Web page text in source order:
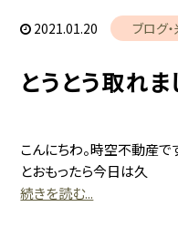
2021.01.20 ブログ
とうとう取れま
こんにちわ。時空不動産で
とおもったら今日は久
続きを読む...